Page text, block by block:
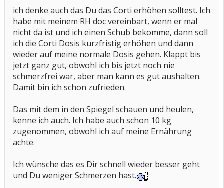
ich denke auch das Du das Corti erhöhen solltest. Ich
habe mit meinem RH doc vereinbart, wenn er mal
nicht da ist und ich einen Schub bekomme, dann soll
ich die Corti Dosis kurzfristig erhöhen und dann
wieder auf meine normale Dosis gehen. Klappt bis
jetzt ganz gut, obwohl ich bis jetzt noch nie
schmerzfrei war, aber man kann es gut aushalten.
Damit bin ich schon zufrieden.
Das mit dem in den Spiegel schauen und heulen,
kenne ich auch. Ich habe auch schon 10 kg
zugenommen, obwohl ich auf meine Ernährung
achte.
Ich wünsche das es Dir schnell wieder besser geht
und Du weniger Schmerzen hast.